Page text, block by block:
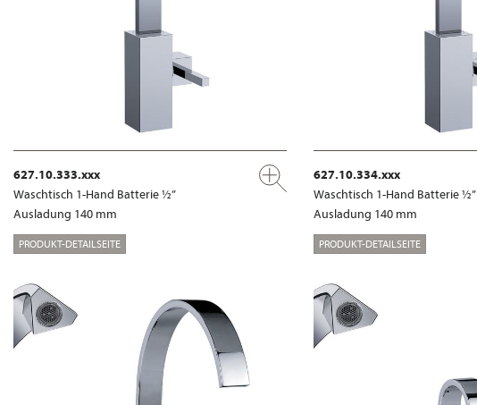
627.10.333.xxx
Waschtisch 1-Hand Batterie ½”
Ausladung 140 mm
PRODUKT-DETAILSEITE
627.10.334.xxx
Waschtisch 1-Hand Batterie ½”
Ausladung 140 mm
PRODUKT-DETAILSEITE